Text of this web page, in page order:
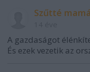
Szűtté
A gazdaságot
És ezek vezetik az